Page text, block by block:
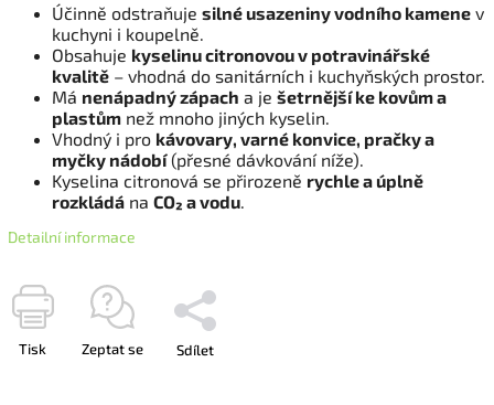
Účinně odstraňuje silné usazeniny vodního kamene v
kuchyni i koupelně.
Obsahuje kyselinu citronovou v potravinářské
kvalitě – vhodná do sanitárních i kuchyňských prostor.
Má nenápadný zápach a je šetrnější ke kovům a
plastům než mnoho jiných kyselin.
Vhodný i pro kávovary, varné konvice, pračky a
myčky nádobí(přesné dávkování níže).
Kyselina citronová se přirozeně rychle a úplně
rozkládá na CO₂ a vodu.
Detailní informace
Tisk Zeptat se Sdílet